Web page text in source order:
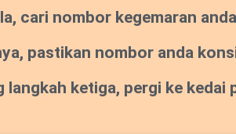
cari nombor kegemaran
pastikan nombor anda
langkah ketiga, pergi ke